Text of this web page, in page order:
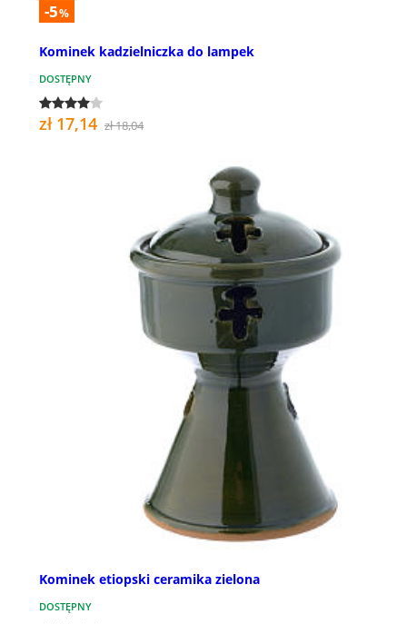
-5%
Kominek kadzielniczka do lampek
DOSTĘPNY
zł 17,14 zł 18,04
Kominek etiopski ceramika zielona
DOSTĘPNY